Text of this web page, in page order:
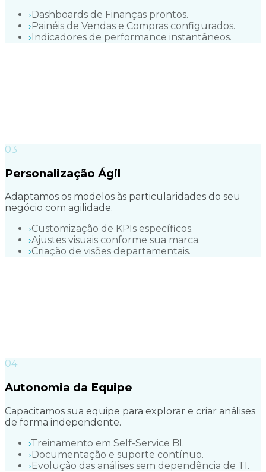
›Dashboards de Finanças prontos.
›Painéis de Vendas e Compras configurados.
›Indicadores de performance instantâneos.
03
Personalização Ágil
Adaptamos os modelos às particularidades do seu
negócio com agilidade.
›Customização de KPIs específicos.
›Ajustes visuais conforme sua marca.
›Criação de visões departamentais.
04
Autonomia da Equipe
Capacitamos sua equipe para explorar e criar análises
de forma independente.
›Treinamento em Self-Service BI.
›Documentação e suporte contínuo.
›Evolução das análises sem dependência de TI.